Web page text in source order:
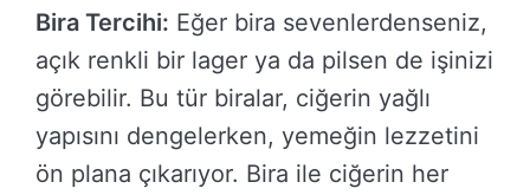
Bira Tercihi: Eğer bira sevenlerdenseniz,
açık renkli bir lager ya da pilsen de işinizi
görebilir. Bu tür biralar, ciğerin yağlı
yapısını dengelerken, yemeğin lezzetini
ön plana çıkarıyor. Bira ile ciğerin her